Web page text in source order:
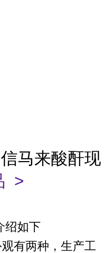
马来酸酐现
>
绍如下
有两种，生产工